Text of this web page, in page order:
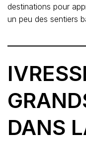
destinations pour
un peu des sentiers
DANS